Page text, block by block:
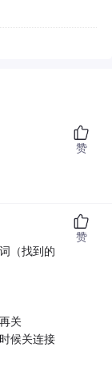
赞
（找到的
关
候关连接
赞